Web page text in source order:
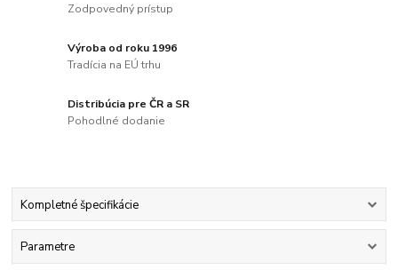
Zodpovedný prístup
Výroba od roku 1996
Tradícia na EÚ trhu
Distribúcia pre ČR a SR
Pohodlné dodanie
Kompletné špecifikácie
Parametre